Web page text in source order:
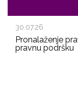
30.07.26
Pronalaženje
pravnu podršku